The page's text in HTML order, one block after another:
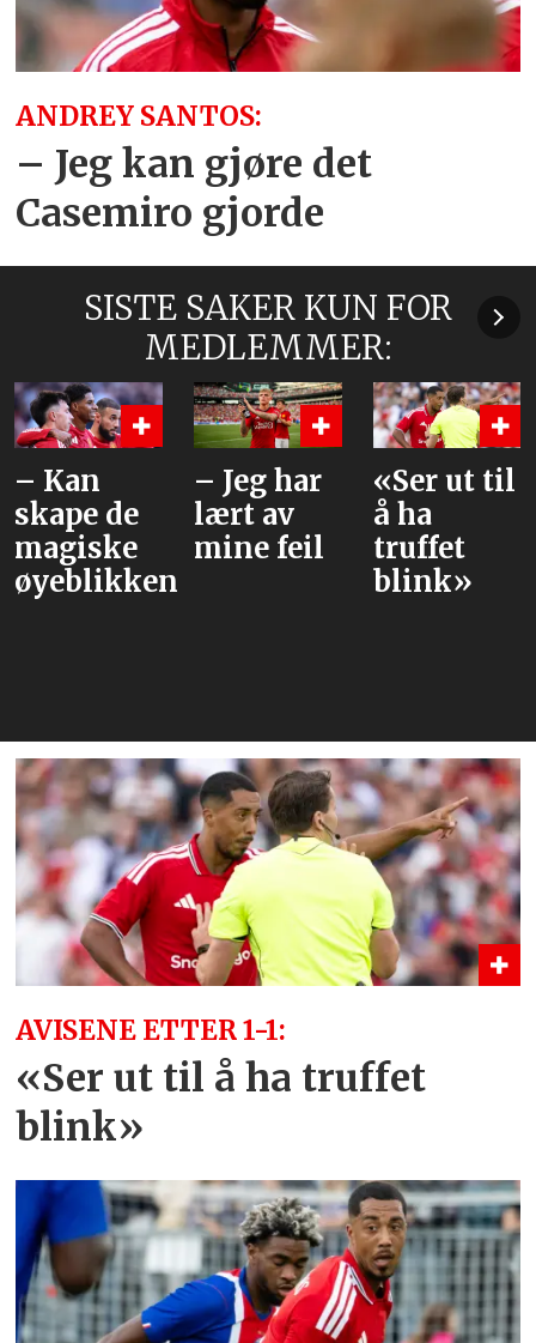
ANDREY SANTOS:
– Jeg kan gjøre det
Casemiro gjorde
SISTE SAKER KUN FOR
MEDLEMMER:
de
– Jeg har
lært av
mine feil
«Ser ut til
å ha
truffet
blink»
AVISENE ETTER 1-1:
«Ser ut til å ha truffet
blink»